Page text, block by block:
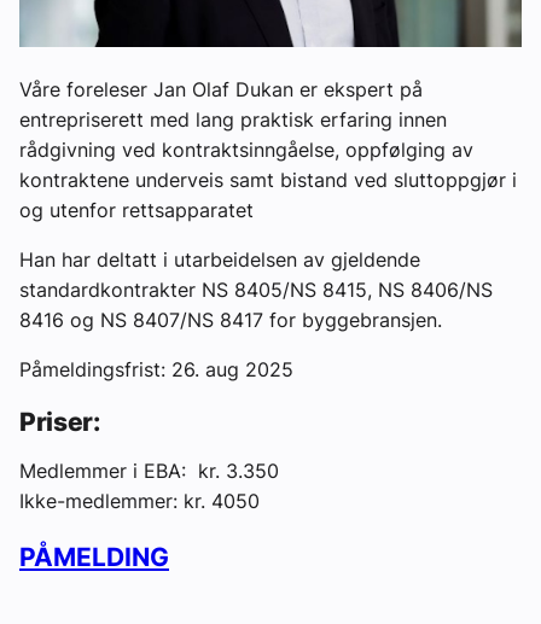
Våre foreleser Jan Olaf Dukan er ekspert på
entrepriserett med lang praktisk erfaring innen
rådgivning ved kontraktsinngåelse, oppfølging av
kontraktene underveis samt bistand ved sluttoppgjør i
og utenfor rettsapparatet
Han har deltatt i utarbeidelsen av gjeldende
standardkontrakter NS 8405/NS 8415, NS 8406/NS
8416 og NS 8407/NS 8417 for byggebransjen.
Påmeldingsfrist: 26. aug 2025
Priser:
Medlemmer i EBA: kr. 3.350
Ikke-medlemmer: kr. 4050
PÅMELDING